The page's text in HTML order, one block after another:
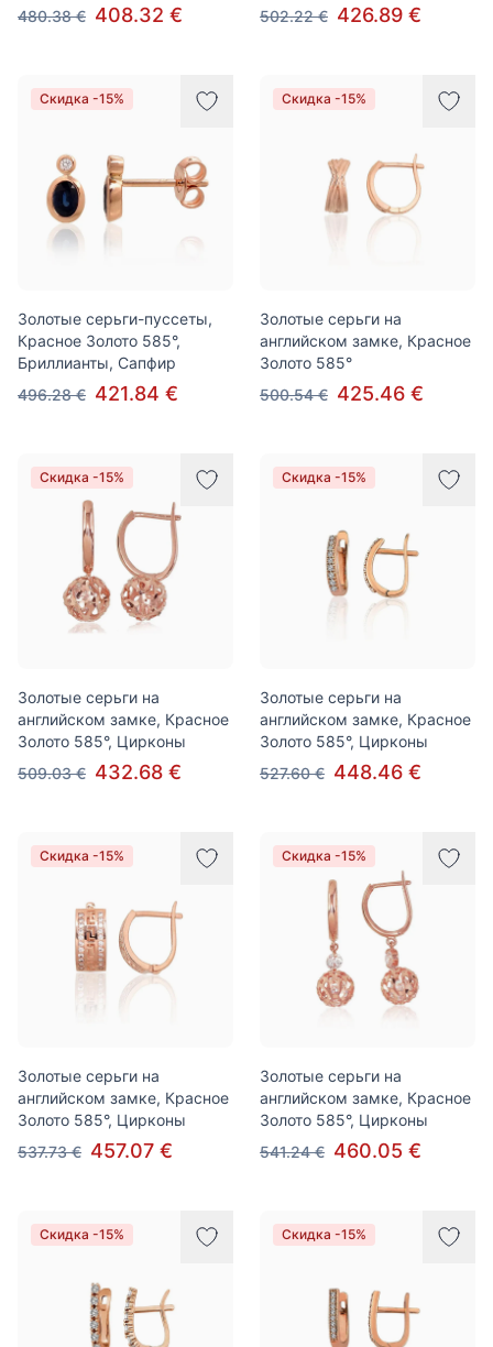
480.38 € 408.32 €
502.22 € 426.89 €
Скидка -15%
Золотые серьги-пуссеты,
Красное Золото 585°,
Бриллианты, Сапфир
496.28 € 421.84 €
Скидка -15%
Золотые серьги на
английском замке, Красное
Золото 585°
500.54 € 425.46 €
Скидка -15%
Золотые серьги на
английском замке, Красное
Золото 585°, Цирконы
509.03 € 432.68 €
Скидка -15%
Золотые серьги на
английском замке, Красное
Золото 585°, Цирконы
527.60 € 448.46 €
Скидка -15%
Золотые серьги на
английском замке, Красное
Золото 585°, Цирконы
537.73 € 457.07 €
Скидка -15%
Золотые серьги на
английском замке, Красное
Золото 585°, Цирконы
541.24 € 460.05 €
Скидка -15% Скидка -15%